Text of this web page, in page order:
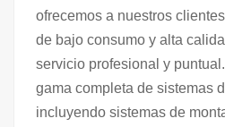
ofrecemos a nuestros
de bajo consumo y alta
servicio profesional y
gama completa de sistemas
incluyendo sistemas de